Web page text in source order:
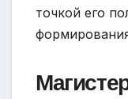
точкой его